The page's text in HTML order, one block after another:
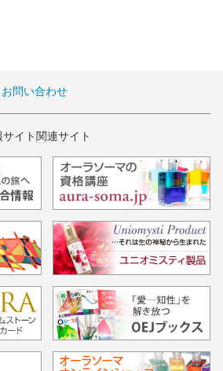
お問い合わせ
イト関連サイト